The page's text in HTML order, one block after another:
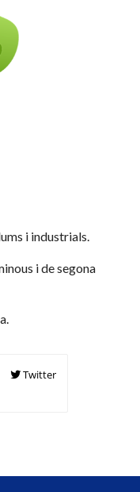
i industrials.
i de segona
Twitter